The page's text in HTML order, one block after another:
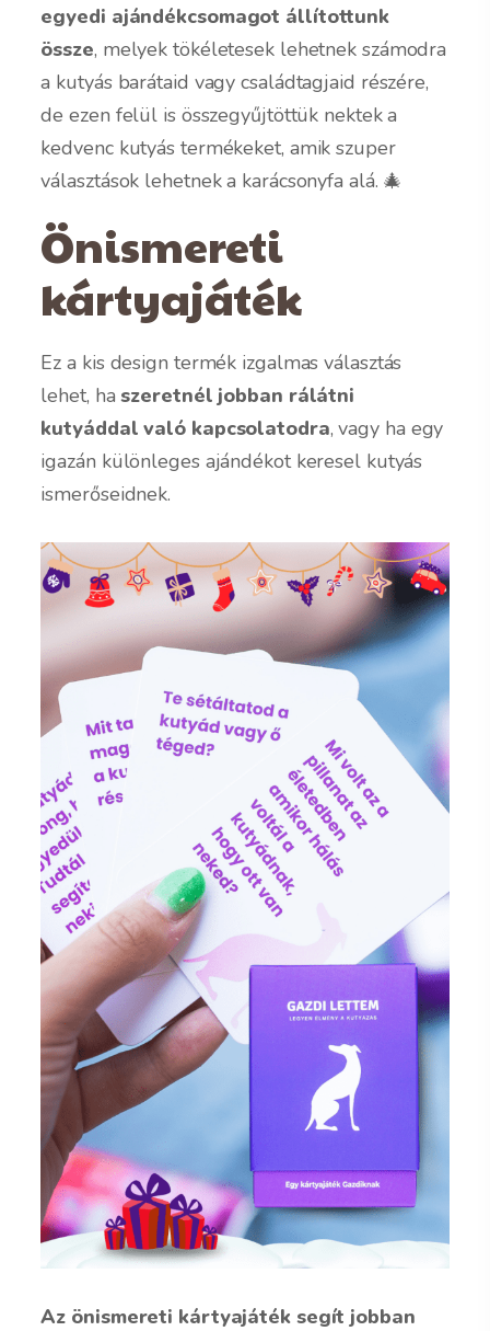
egyedi ajándékcsomagot állítottunk
össze, melyek tökéletesek lehetnek számodra
a kutyás barátaid vagy családtagjaid részére,
de ezen felül is összegyűjtöttük nektek a
kedvenc kutyás termékeket, amik szuper
választások lehetnek a karácsonyfa alá. 🎄
Önismereti
kártyajáték
Ez a kis design termék izgalmas választás
lehet, haszeretnél jobban rálátni
kutyáddal való kapcsolatodra, vagy ha egy
igazán különleges ajándékot keresel kutyás
ismerőseidnek.
Az önismereti kártyajáték segít jobban